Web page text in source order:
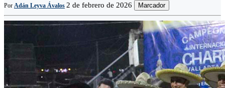
Por Adán Leyva Ávalos 2 de febrero de 2026 Marcador